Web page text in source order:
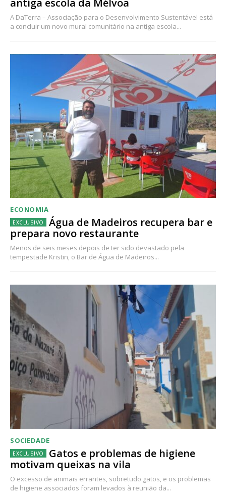
A DaTerra – Associação para o Desenvolvimento Sustentável está
a concluir um novo mural comunitário na antiga escola...
ECONOMIA
Água de Madeiros recupera bar e
prepara novo restaurante
Menos de seis meses depois de ter sido devastado pela
tempestade Kristin, o Bar de Água de Madeiros...
SOCIEDADE
Gatos e problemas de higiene
motivam queixas na vila
O excesso de animais errantes, sobretudo gatos, e os problemas
de higiene associados foram levados à reunião da...